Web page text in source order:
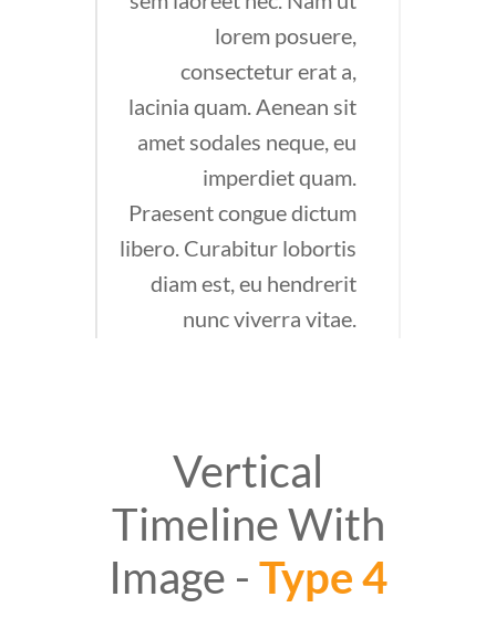
lorem posuere,
consectetur erat a,
lacinia quam. Aenean sit
amet sodales neque, eu
imperdiet quam.
Praesent congue dictum
libero. Curabitur lobortis
diam est, eu hendrerit
nunc viverra vitae.
Vertical
Timeline With
Image - Type 4